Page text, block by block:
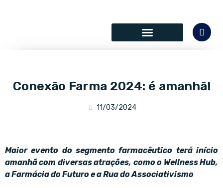
Conexão Farma 2024: é amanhã!
11/03/2024
Maior evento do segmento farmacêutico terá início
amanhã com diversas atrações, como o Wellness Hub,
a Farmácia do Futuro e a Rua do Associativismo